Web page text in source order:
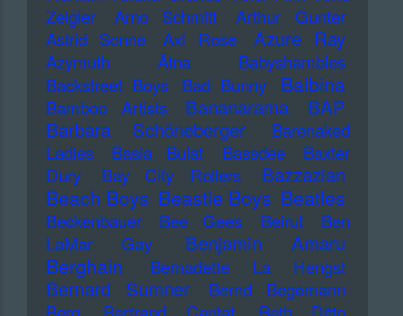
Zeigler
Arno Schmitt
Arthur Gunter
Astrid Sonne
Axl Rose Azure Ray
Azymuth Ätna
Babyshambles
Backstreet Boys
Bad Bunny Balbina
Bamboo Artists Bananarama
BAP
Barbara Schöneberger
Barenaked
Ladies
Basia Bulat Bassdee
Baxter
Dury
Bay City Rollers Bazzazian
Beach Boys Beastie Boys Beatles
Beckenbauer Bee Gees Beirut
Ben
LaMar Gay
Benjamin Amaru
Berghain Bernadette La Hengst
Bernard Sumner
Bernd Begemann